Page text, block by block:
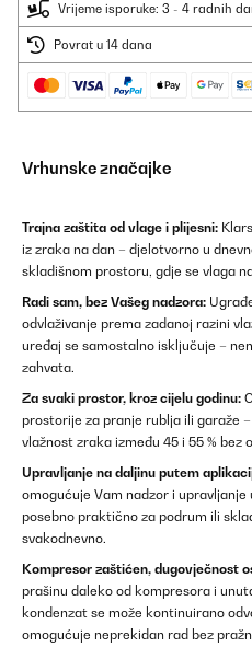
Vrijeme isporuke: 3 - 4 radnih
Povrat u 14 dana
Vrhunske značajke
Trajna zaštita od vlage i plijesni:
iz zraka na dan – djelotvorno u
skladišnom prostoru, gdje se vlaga
Radi sam, bez Vašeg nadzora:
odvlaživanje prema zadanoj razini
uređaj se samostalno isključuje –
zahvata.
Za svaki prostor, kroz cijelu godinu:
prostorije za pranje rublja ili garaže
vlažnost zraka između 45 i 55 % bez
Upravljanje na daljinu putem
omogućuje Vam nadzor i
posebno praktično za podrum ili
svakodnevno.
Kompresor zaštićen, dugovječnost
prašinu daleko od kompresora i
kondenzat se može kontinuirano
omogućuje neprekidan rad bez